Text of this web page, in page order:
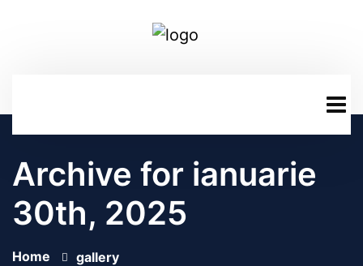
Archive for ianuarie
30th, 2025
Home gallery